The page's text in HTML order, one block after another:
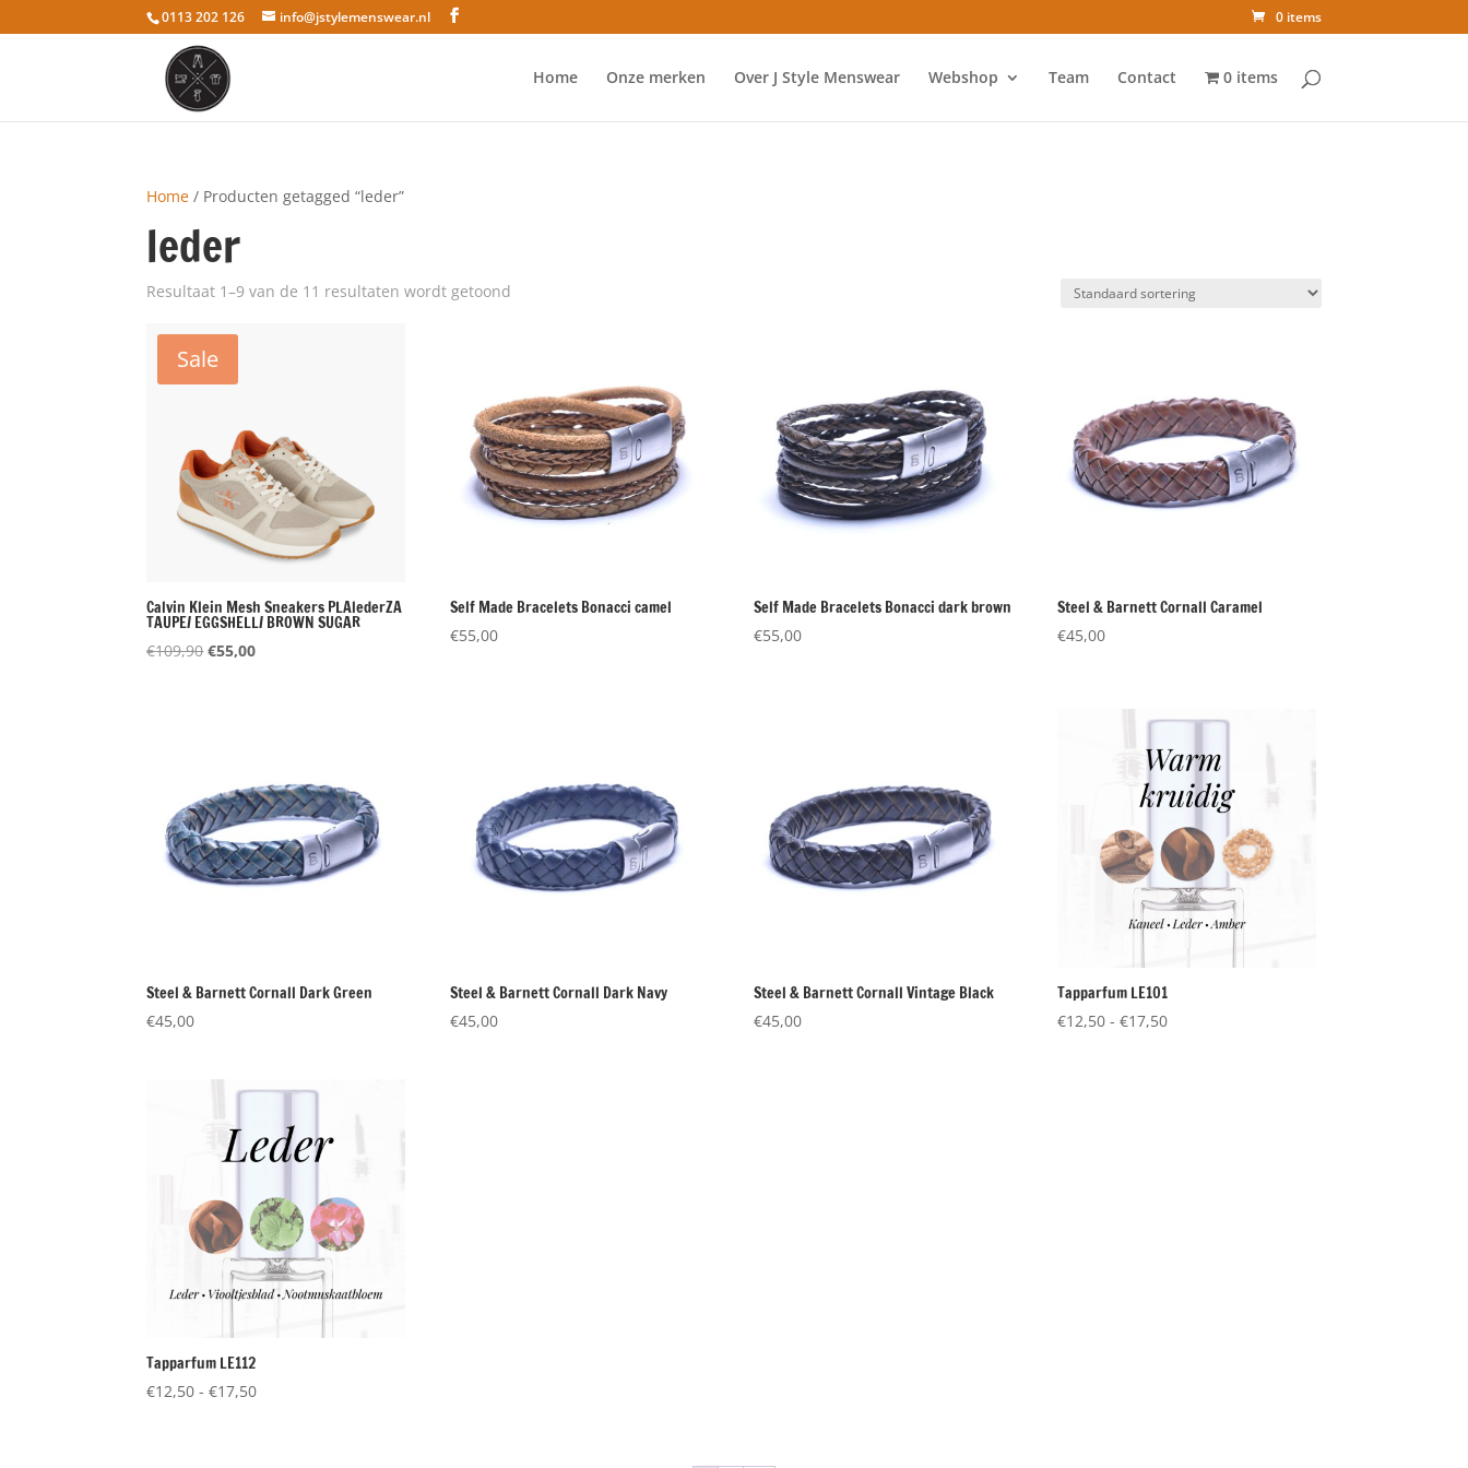
0113 202 126 info@jstylemenswear.nl 0 items
Home Onze merken Over J Style Menswear Webshop Team Contact 0 items
Home / Producten getagged “leder”
leder
Resultaat 1–9 van de 11 resultaten wordt getoond
Sale
Calvin Klein Mesh Sneakers PLAlederZA
TAUPE/ EGGSHELL/ BROWN SUGAR
€109,90Oorspronkelijke
€55,00Huidige
Self Made Bracelets Bonacci camel
€55,00
Self Made Bracelets Bonacci dark brown
€55,00
Steel & Barnett Cornall Caramel
€45,00
Steel & Barnett Cornall Dark Green
€45,00
Steel & Barnett Cornall Dark Navy
€45,00
Steel & Barnett Cornall Vintage Black
€45,00
Tapparfum LE101
€12,50 - €17,50Prijsklasse:
Tapparfum LE112
€12,50 - €17,50Prijsklasse: